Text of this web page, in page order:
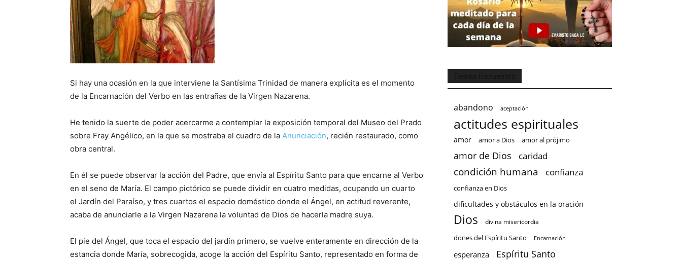
Si hay una ocasión en la que interviene la Santísima Trinidad de manera explícita es el momento
de la Encarnación del Verbo en las entrañas de la Virgen Nazarena.
He tenido la suerte de poder acercarme a contemplar la exposición temporal del Museo del Prado
sobre Fray Angélico, en la que se mostraba el cuadro de la Anunciación, recién restaurado, como
obra central.
En él se puede observar la acción del Padre, que envía al Espíritu Santo para que encarne al Verbo
en el seno de María. El campo pictórico se puede dividir en cuatro medidas, ocupando un cuarto
el Jardín del Paraíso, y tres cuartos el espacio doméstico donde el Ángel, en actitud reverente,
acaba de anunciarle a la Virgen Nazarena la voluntad de Dios de hacerla madre suya.
El pie del Ángel, que toca el espacio del jardín primero, se vuelve enteramente en dirección de la
estancia donde María, sobrecogida, acoge la acción del Espíritu Santo, representado en forma de
abandono aceptación
actitudes espirituales
amor amor a Dios amor al prójimo
amor de Dios caridad
condición humana confianza
confianza en Dios
dificultades y obstáculos en la oración
Dios divina misericordia
dones del Espíritu Santo Encarnación
esperanza Espíritu Santo